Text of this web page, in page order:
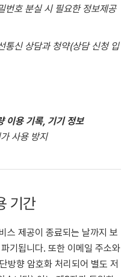
번호 분실 시 필요한 정보제공
통신 상담과 청약(상담 신청 입
이용 기록, 기기 정보
사용 방지
기간
스 제공이 종료되는 날까지 보
기됩니다. 또한 이메일 주소와
방향 암호화 처리되어 별도 저